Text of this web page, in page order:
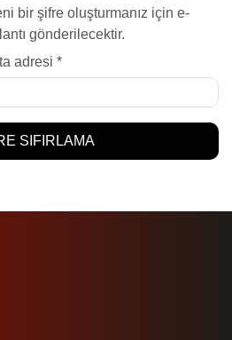
bir şifre oluşturmanız için e-
gönderilecektir.
adresi *
SIFIRLAMA